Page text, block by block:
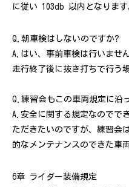
に従い 103db 以内となります
Q.朝車検はしないのですか?
A.はい、事前車検は行いませ
走行終了後に抜き打ちで行う
Q.練習会もこの車両規定に沿
A.安全に関する規定なのでで
ただきたいのですが、練習会
的なメンテナンスのできた車
6章 ライダー装備規定